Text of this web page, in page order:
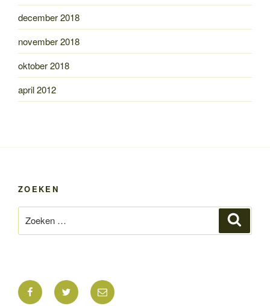
december 2018
november 2018
oktober 2018
april 2012
ZOEKEN
naar:
FacebookTwitter
E-
mail